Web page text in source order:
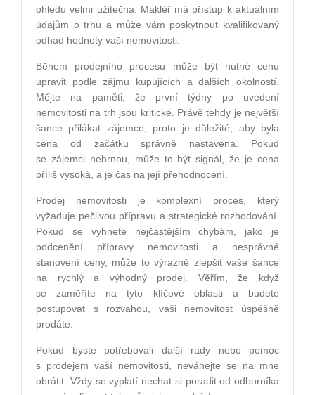
ohledu velmi užitečná. Makléř má přístup k aktuálním
údajům o trhu a může vám poskytnout kvalifikovaný
odhad hodnoty vaší nemovitosti.
Během prodejního procesu může být nutné cenu
upravit podle zájmu kupujících a dalších okolností.
Mějte na paměti, že první týdny po uvedení
nemovitosti na trh jsou kritické. Právě tehdy je největší
šance přilákat zájemce, proto je důležité, aby byla
cena od začátku správně nastavena. Pokud
se zájemci nehrnou, může to být signál, že je cena
příliš vysoká, a je čas na její přehodnocení.
Prodej nemovitosti je komplexní proces, který
vyžaduje pečlivou přípravu a strategické rozhodování.
Pokud se vyhnete nejčastějším chybám, jako je
podcenění přípravy nemovitosti a nesprávné
stanovení ceny, může to výrazně zlepšit vaše šance
na rychlý a výhodný prodej. Věřím, že když
se zaměříte na tyto klíčové oblasti a budete
postupovat s rozvahou, vaši nemovitost úspěšně
prodáte.
Pokud byste potřebovali další rady nebo pomoc
s prodejem vaší nemovitosti, neváhejte se na mne
obrátit. Vždy se vyplatí nechat si poradit od odborníka